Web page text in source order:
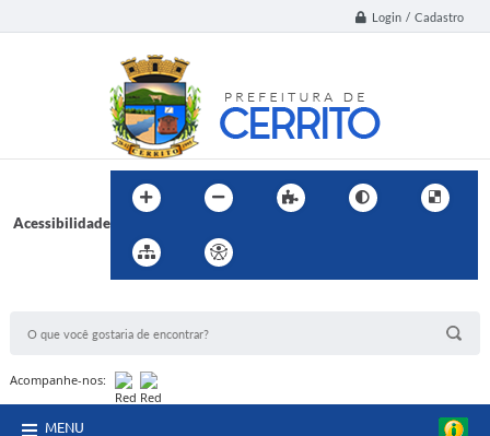
Login / Cadastro
Acessibilidade
Acompanhe-nos:
MENU